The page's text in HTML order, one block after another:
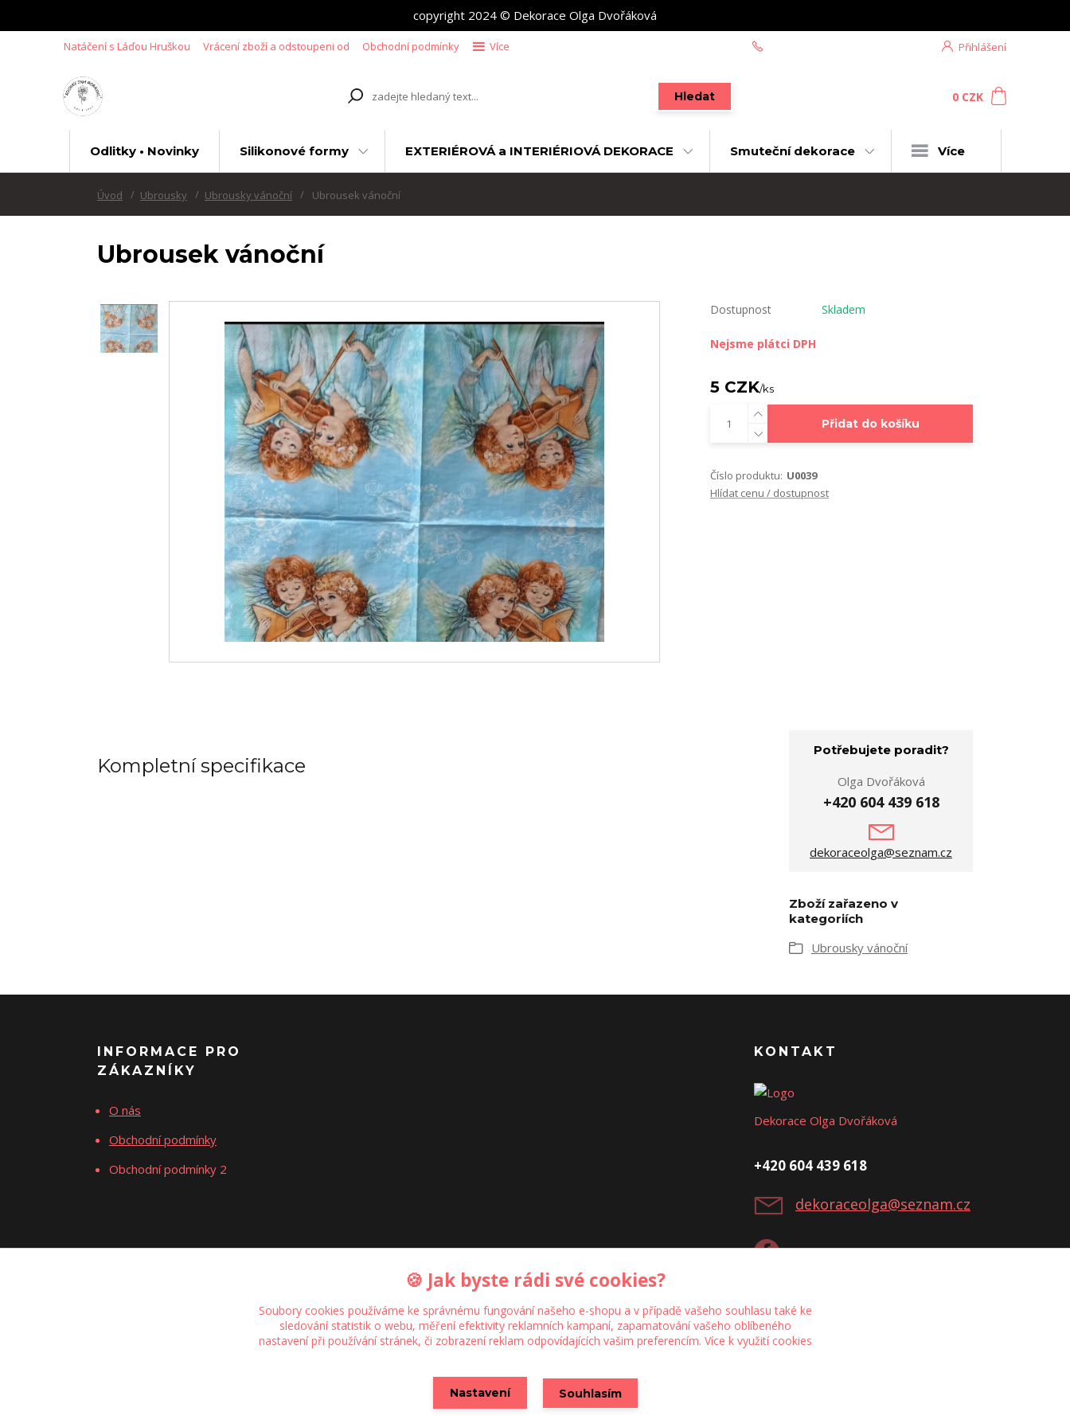
copyright 2024 © Dekorace Olga Dvořáková
Natáčení s Láďou Hruškou Vrácení zboží a odstoupeni od Obchodní podmínky Více Přihlášení
Hledat 0 CZK
Odlitky • Novinky Silikonové formy EXTERIÉROVÁ a INTERIÉRIOVÁ DEKORACE Smuteční dekorace Více
Úvod Ubrousky Ubrousky vánoční Ubrousek vánoční
Ubrousek vánoční
Dostupnost Skladem
Nejsme plátci DPH
5 CZK/ks
Přidat do košíku
Číslo produktu: U0039
Hlídat cenu / dostupnost
Kompletní specifikace
Potřebujete poradit?
Olga Dvořáková
+420 604 439 618
dekoraceolga@seznam.cz
Zboží zařazeno v
kategoriích
Ubrousky vánoční
INFORMACE PRO
ZÁKAZNÍKY
O nás
Obchodní podmínky
Obchodní podmínky 2
KONTAKT
Dekorace Olga Dvořáková
+420 604 439 618
dekoraceolga@seznam.cz
Upravit sběr cookies.
Vytvořeno na
🍪 Jak byste rádi své cookies?
Soubory cookies používáme ke správnému fungování našeho e-shopu a v případě vašeho souhlasu také ke
sledování statistik o webu, měření efektivity reklamních kampaní, zapamatování vašeho oblíbeného
nastavení při používání stránek, či zobrazení reklam odpovídajících vašim preferencím. Více k využití cookies
Nastavení Souhlasím